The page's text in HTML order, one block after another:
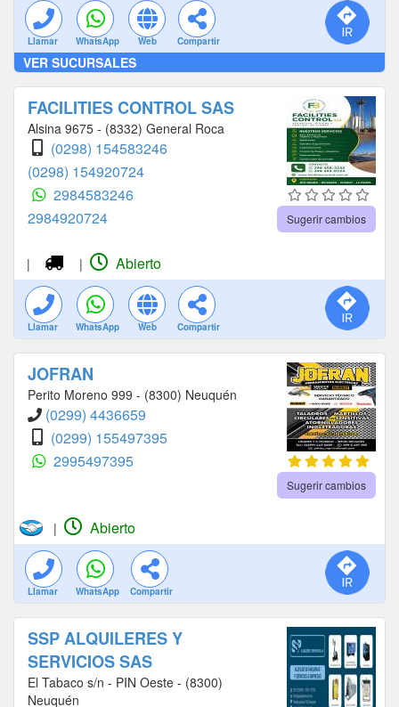
Llamar WhatsApp Web Compartir
VER SUCURSALES
FACILITIES CONTROL SAS
Alsina 9675 - (8332) General Roca
(0298) 154583246
(0298) 154920724
2984583246
2984920724
Sugerir cambios
| | Abierto
Llamar WhatsApp Web Compartir
JOFRAN
Perito Moreno 999 - (8300) Neuquén
(0299) 4436659
(0299) 155497395
2995497395
Sugerir cambios
| Abierto
Llamar WhatsApp Compartir
SSP ALQUILERES Y
SERVICIOS SAS
El Tabaco s/n - PIN Oeste - (8300)
Neuquén